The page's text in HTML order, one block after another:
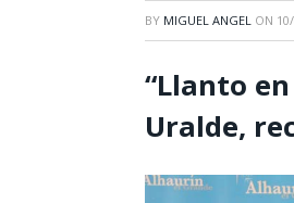
BY MIGUEL ANGEL ON
“Llanto
Uralde,